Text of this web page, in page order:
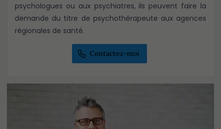
psychologues ou aux psychiatres, ils peuvent faire la
demande du titre de psychothérapeute aux agences
régionales de santé.
Contactez-moi